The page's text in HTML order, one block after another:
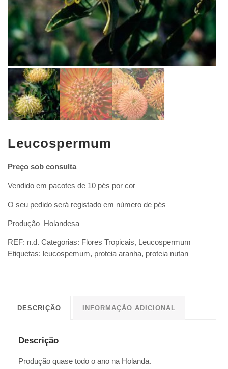
Leucospermum
Preço sob consulta
Vendido em pacotes de 10 pés por cor
O seu pedido será registado em número de pés
Produção Holandesa
REF: n.d. Categorias: Flores Tropicais, Leucospermum
Etiquetas: leucospemum, proteia aranha, proteia nutan
DESCRIÇÃO INFORMAÇÃO ADICIONAL
Descrição
Produção quase todo o ano na Holanda.